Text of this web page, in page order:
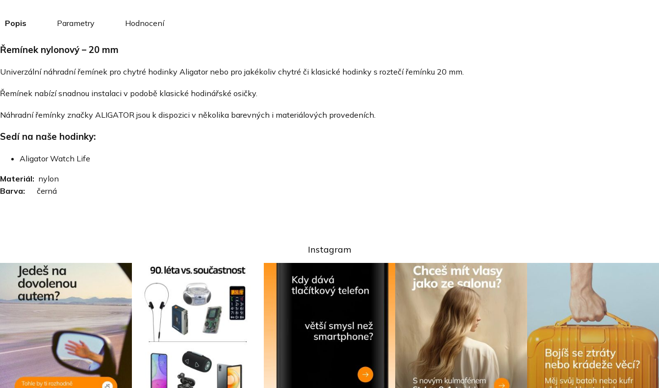
Popis Parametry Hodnocení
Řemínek nylonový – 20 mm
Univerzální náhradní řemínek pro chytré hodinky Aligator nebo pro jakékoliv chytré či klasické hodinky s roztečí řemínku 20 mm.
Řemínek nabízí snadnou instalaci v podobě klasické hodinářské osičky.
Náhradní řemínky značky ALIGATOR jsou k dispozici v několika barevných i materiálových provedeních.
Sedí na naše hodinky:
Aligator Watch Life
Materiál: nylon
Barva: černá
Instagram